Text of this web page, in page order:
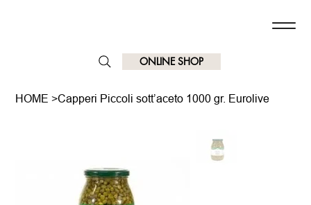
ONLINE SHOP
HOME >Capperi Piccoli sott’aceto 1000 gr. Eurolive